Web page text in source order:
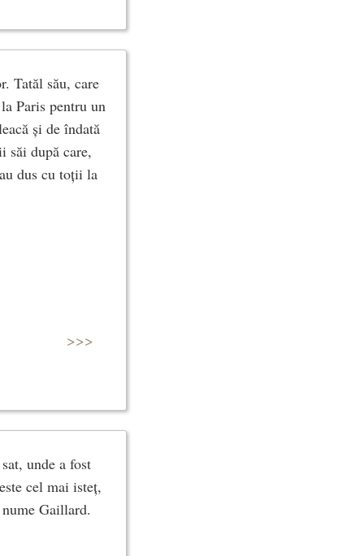
Tatăl său, care
Paris pentru un
și de îndată
săi după care,
dus cu toții la
>>>
unde a fost
cel mai isteț,
Gaillard.